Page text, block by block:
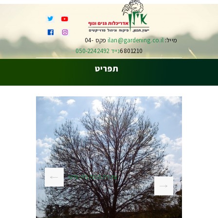
מייל:ilan@gardening.co.il
פקס 04-
6801210נייד 050-2242492
תפריט
עץ זית בגינת בית פרטי